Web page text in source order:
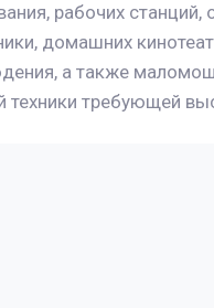
рабочих
домашних
а также
требующей